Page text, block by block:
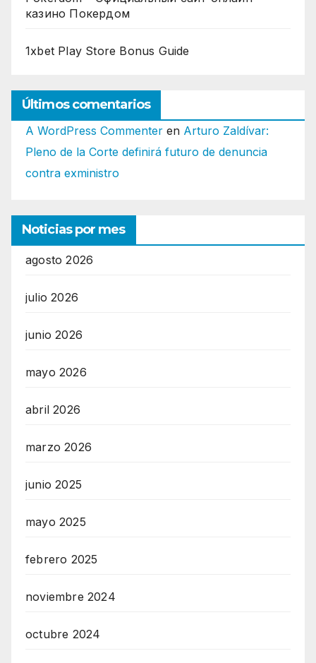
казино Покердом
1xbet Play Store Bonus Guide
Últimos comentarios
A WordPress Commenter en Arturo Zaldívar:
Pleno de la Corte definirá futuro de denuncia
contra exministro
Noticias por mes
agosto 2026
julio 2026
junio 2026
mayo 2026
abril 2026
marzo 2026
junio 2025
mayo 2025
febrero 2025
noviembre 2024
octubre 2024